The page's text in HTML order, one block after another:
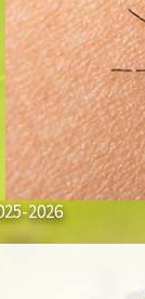
2026